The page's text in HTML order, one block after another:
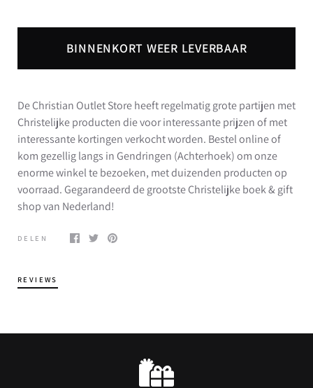
BINNENKORT WEER LEVERBAAR
De Christian Outlet Store heeft regelmatig grote partijen met
Christelijke producten die voor interessante prijzen of met
interessante kortingen verkocht worden. Bestel online of
kom gezellig langs in Gendringen (Achterhoek) om onze
enorme winkel te bezoeken, met duizenden producten op
voorraad. Gegarandeerd de grootste Christelijke boek & gift
shop van Nederland!
DELEN
REVIEWS